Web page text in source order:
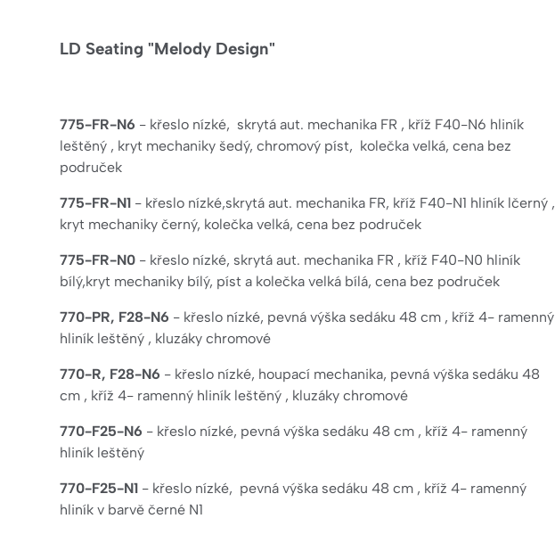
LD Seating "Melody Design"
775-FR-N6 - křeslo nízké, skrytá aut. mechanika FR , kříž F40-N6 hliník
leštěný , kryt mechaniky šedý, chromový píst, kolečka velká, cena bez
područek
775-FR-N1 - křeslo nízké,skrytá aut. mechanika FR, kříž F40-N1 hliník lčerný ,
kryt mechaniky černý, kolečka velká, cena bez područek
775-FR-N0 - křeslo nízké, skrytá aut. mechanika FR , kříž F40-N0 hliník
bílý,kryt mechaniky bílý, píst a kolečka velká bílá, cena bez područek
770-PR, F28-N6 - křeslo nízké, pevná výška sedáku 48 cm , kříž 4- ramenný
hliník leštěný , kluzáky chromové
770-R, F28-N6 - křeslo nízké, houpací mechanika, pevná výška sedáku 48
cm , kříž 4- ramenný hliník leštěný , kluzáky chromové
770-F25-N6 - křeslo nízké, pevná výška sedáku 48 cm , kříž 4- ramenný
hliník leštěný
770-F25-N1 - křeslo nízké, pevná výška sedáku 48 cm , kříž 4- ramenný
hliník v barvě černé N1